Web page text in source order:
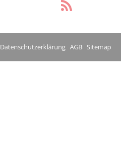
Datenschutzerklärung AGB Sitemap